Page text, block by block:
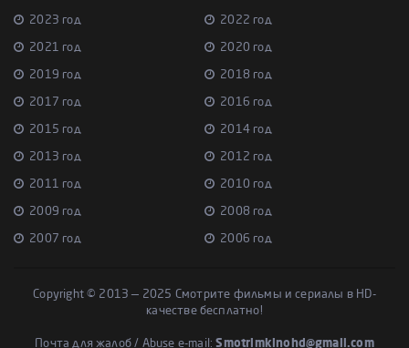
2023 год 2022 год
2021 год 2020 год
2019 год 2018 год
2017 год 2016 год
2015 год 2014 год
2013 год 2012 год
2011 год 2010 год
2009 год 2008 год
2007 год 2006 год
Copyright © 2013 — 2025 Смотрите фильмы и сериалы в HD-
качестве бесплатно!
Почта для жалоб / Abuse e-mail:Smotrimkinohd@gmail.com